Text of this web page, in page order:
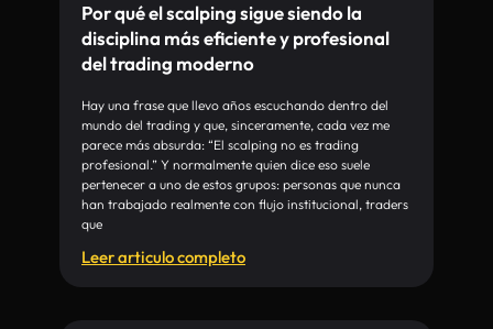
Por qué el scalping sigue siendo la
disciplina más eficiente y profesional
del trading moderno
Hay una frase que llevo años escuchando dentro del
mundo del trading y que, sinceramente, cada vez me
parece más absurda: “El scalping no es trading
profesional.” Y normalmente quien dice eso suele
pertenecer a uno de estos grupos: personas que nunca
han trabajado realmente con flujo institucional, traders
que
Leer articulo completo